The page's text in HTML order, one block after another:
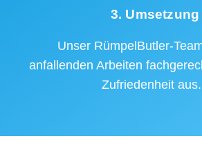
3. Umsetzung
Unser RümpelButler-
anfallenden Arbeiten
Zufriedenheit aus.